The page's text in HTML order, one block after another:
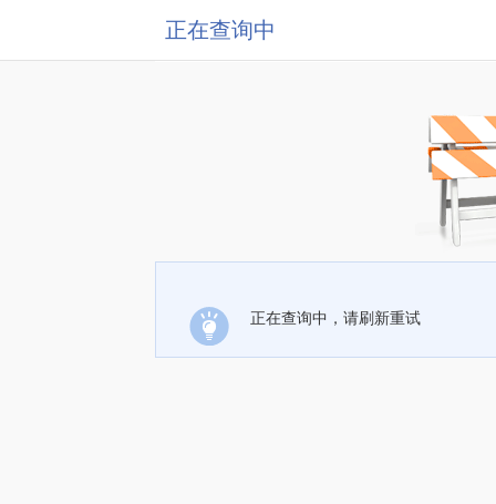
正在查询中
正在查询中，请刷新重试